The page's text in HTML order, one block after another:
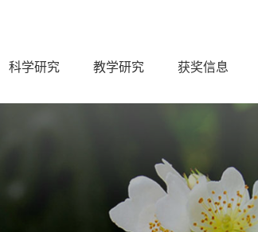
科学研究 教学研究 获奖信息